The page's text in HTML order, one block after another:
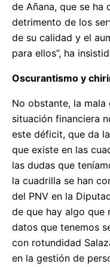
de Añana, que se ha
detrimento de los
de su calidad y el
para ellos”, ha
Oscurantismo y
No obstante, la
situación financiera
este déficit, que da
que existe en las
las dudas que
la cuadrilla se han
del PNV en la
de que hay algo que
datos que tenemos
con rotundidad
en la gestión de